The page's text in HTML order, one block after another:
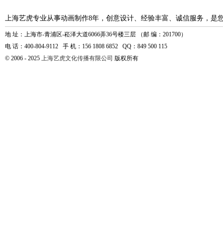
上海艺虎专业从事动画制作8年，创意设计、经验丰富、诚信服务，是
地 址：上海市-青浦区-崧泽大道6066弄36号楼三层 （邮 编：201700）
电 话：400-804-9112 手 机：156 1808 6852 QQ：849 500 115
© 2006 - 2025 上海艺虎文化传播有限公司 版权所有